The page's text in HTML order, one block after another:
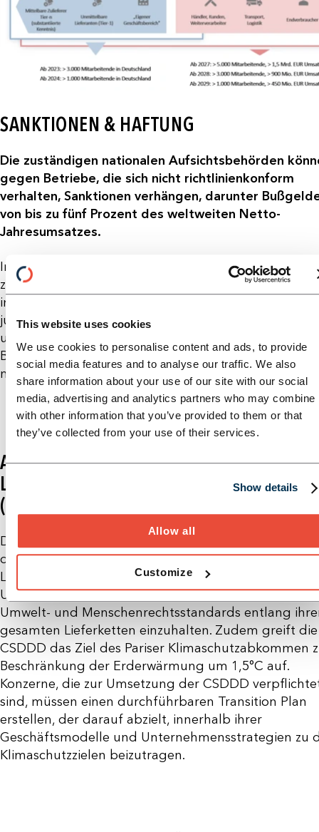
This website uses cookies
We use cookies to personalise content and ads, to provide
social media features and to analyse our traffic. We also
share information about your use of our site with our social
media, advertising and analytics partners who may combine
with other information that you’ve provided to them or that
they’ve collected from your use of their services.
Show details
Allow all
Customize
SANKTIONEN & HAFTUNG
Die zuständigen nationalen Aufsichtsbehörden
gegen Betriebe, die sich nicht richtlinienkonform
verhalten, Sanktionen verhängen, darunter
von bis zu fünf Prozent des weltweiten Netto-
Jahresumsatzes.
Im Gegensatz zum LkSG sieht die CSDDD auch eine
zivilrechtliches Haftungsrecht vor. Unternehmen
in diesem Fall für Schäden, die bei natürlichen oder
juristischen Personen entstanden sind. Dies gilt,
unternehmerischen Sorgfaltspflichten zur
Beseitigung oder Minderung nachteiliger
nicht ausreichend nachgekommen wird.
ABGRENZUNG ZUM
(LKSG)
Die CSDDD erweitert die geschützten Rechtsgüter
den Pflichtenkatalog im Vergleich zum
Lieferkettengesetz erheblich. Die Richtlinie legt
Unternehmen weitreichende Verpflichtungen auf,
Umwelt- und Menschenrechtsstandards entlang
gesamten Lieferketten einzuhalten. Zudem greift die
CSDDD das Ziel des Pariser Klimaschutzabkommen
Beschränkung der Erderwärmung um 1,5°C auf.
Konzerne, die zur Umsetzung der CSDDD
sind, müssen einen durchführbaren Transition Plan
erstellen, der darauf abzielt, innerhalb ihrer
Geschäftsmodelle und Unternehmensstrategien zu
Klimaschutzzielen beizutragen.